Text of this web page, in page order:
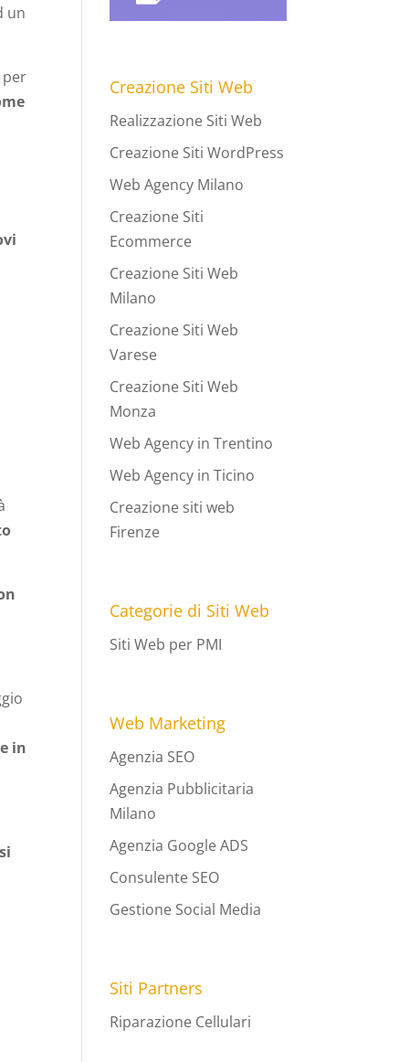
un
per
in
Creazione Siti Web
Realizzazione Siti Web
Creazione Siti WordPress
Web Agency Milano
Creazione Siti
Ecommerce
Creazione Siti Web
Milano
Creazione Siti Web
Varese
Creazione Siti Web
Monza
Web Agency in Trentino
Web Agency in Ticino
Creazione siti web
Firenze
Categorie di Siti Web
Siti Web per PMI
Web Marketing
Agenzia SEO
Agenzia Pubblicitaria
Milano
Agenzia Google ADS
Consulente SEO
Gestione Social Media
Siti Partners
Riparazione Cellulari